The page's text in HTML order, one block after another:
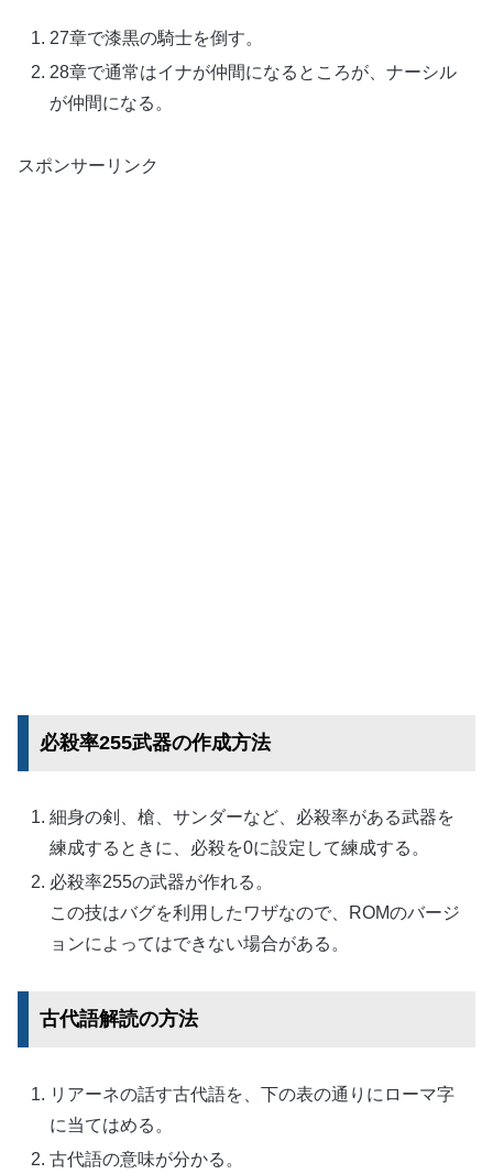
27章で漆黒の騎士を倒す。
28章で通常はイナが仲間になるところが、ナーシル
が仲間になる。
スポンサーリンク
必殺率255武器の作成方法
細身の剣、槍、サンダーなど、必殺率がある武器を
練成するときに、必殺を0に設定して練成する。
必殺率255の武器が作れる。
この技はバグを利用したワザなので、ROMのバージ
ョンによってはできない場合がある。
古代語解読の方法
リアーネの話す古代語を、下の表の通りにローマ字
に当てはめる。
古代語の意味が分かる。